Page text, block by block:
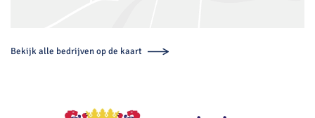
Bekijk alle bedrijven op de kaart